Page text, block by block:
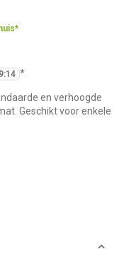
:14 *
en verhoogde
Geschikt voor enkele